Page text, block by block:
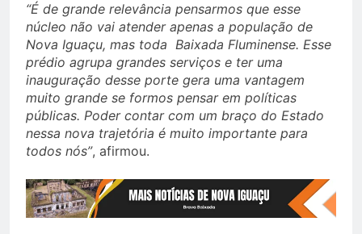
“É de grande relevância pensarmos que esse
núcleo não vai atender apenas a população de
Nova Iguaçu, mas toda Baixada Fluminense. Esse
prédio agrupa grandes serviços e ter uma
inauguração desse porte gera uma vantagem
muito grande se formos pensar em políticas
públicas. Poder contar com um braço do Estado
nessa nova trajetória é muito importante para
todos nós”, afirmou.